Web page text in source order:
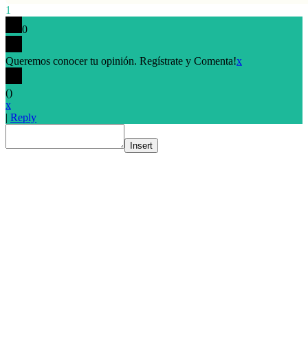
1
0
Queremos conocer tu opinión. Regístrate y Comenta!x
()
x
| Reply
Insert